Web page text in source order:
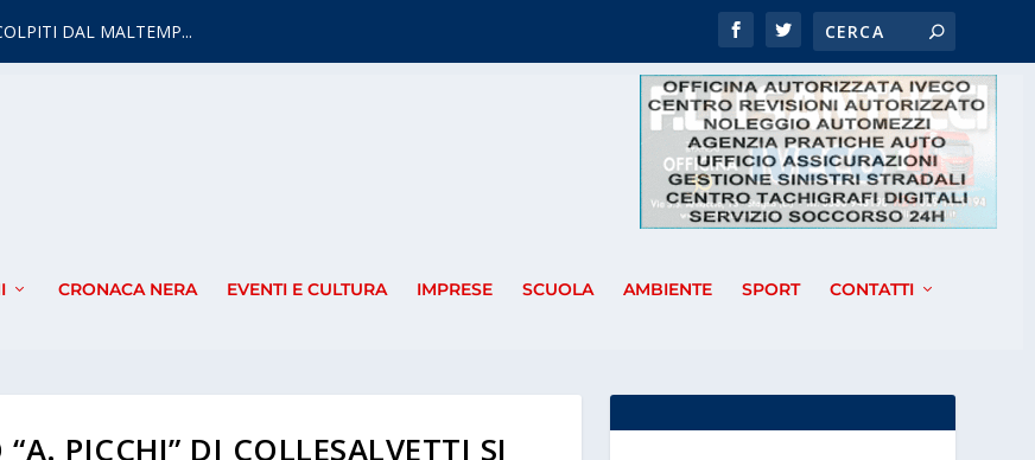
DAL MALTEMP...
CRONACA NERA EVENTI E CULTURA IMPRESE SCUOLA AMBIENTE SPORT CONTATTI
PICCHI” DI COLLESALVETTI SI